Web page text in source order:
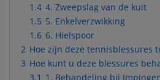
1.4 4. Zweepslag van de kuit
1.5 5. Enkelverzwikking
1.6 6. Hielspoor
2 Hoe zijn deze tennisblessures
3 Hoe kunt u deze blessures
3.1 1. Behandeling bij